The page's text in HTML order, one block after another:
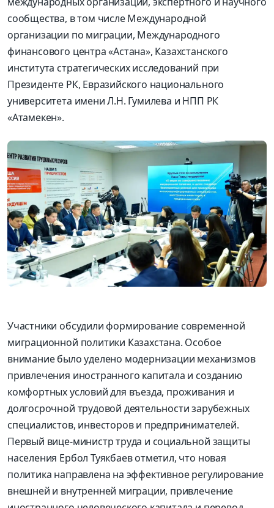
сообщества, в том числе Международной
организации по миграции, Международного
финансового центра «Астана», Казахстанского
института стратегических исследований при
Президенте РК, Евразийского национального
университета имени Л.Н. Гумилева и НПП РК
«Атамекен».
Участники обсудили формирование современной
миграционной политики Казахстана. Особое
внимание было уделено модернизации механизмов
привлечения иностранного капитала и созданию
комфортных условий для въезда, проживания и
долгосрочной трудовой деятельности зарубежных
специалистов, инвесторов и предпринимателей.
Первый вице-министр труда и социальной защиты
населения Ербол Туякбаев отметил, что новая
политика направлена на эффективное регулирование
внешней и внутренней миграции, привлечение